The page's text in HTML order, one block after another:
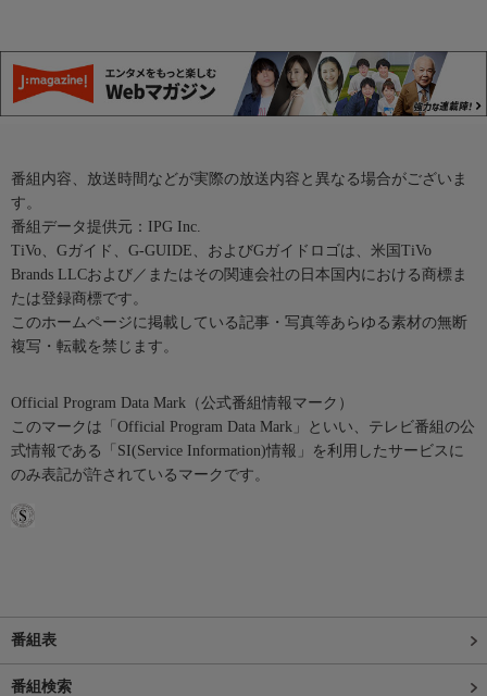
番組内容、放送時間などが実際の放送内容と異なる場合がございま
す。
番組データ提供元：IPG Inc.
TiVo、Gガイド、G-GUIDE、およびGガイドロゴは、米国TiVo
Brands LLCおよび／またはその関連会社の日本国内における商標ま
たは登録商標です。
このホームページに掲載している記事・写真等あらゆる素材の無断
複写・転載を禁じます。
Official Program Data Mark（公式番組情報マーク）
このマークは「Official Program Data Mark」といい、テレビ番組の公
式情報である「SI(Service Information)情報」を利用したサービスに
のみ表記が許されているマークです。
番組表
番組検索